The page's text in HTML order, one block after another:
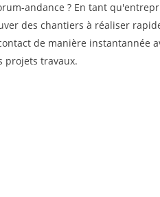
andance ? En tant
des chantiers à réaliser
de manière instantannée
projets travaux.